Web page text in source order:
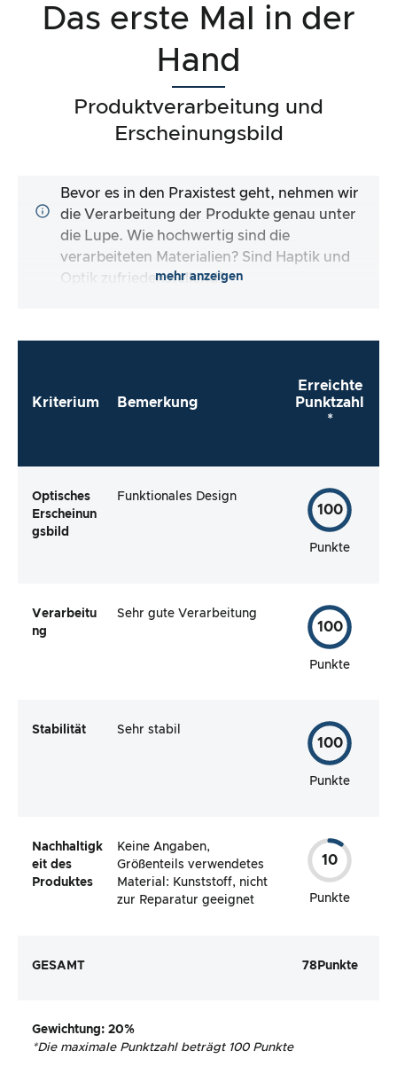
Das erste Mal in der
Hand
Produktverarbeitung und
Erscheinungsbild
Bevor es in den Praxistest geht, nehmen wir
die Verarbeitung der Produkte genau unter
die Lupe. Wie hochwertig sind die
verarbeiteten Materialien? Sind Haptik und
Optik zufriedenstellend?
mehr anzeigen
Kriterium Bemerkung
Erreichte
Punktzahl
*
Optisches
Erscheinun
gsbild
Funktionales Design
100
Punkte
Verarbeitu
ng
Sehr gute Verarbeitung
100
Punkte
Stabilität Sehr stabil
100
Punkte
Nachhaltigk
eit des
Produktes
Keine Angaben,
Größenteils verwendetes
Material: Kunststoff, nicht
zur Reparatur geeignet
10
Punkte
GESAMT 78 Punkte
Gewichtung: 20%
*Die maximale Punktzahl beträgt 100 Punkte